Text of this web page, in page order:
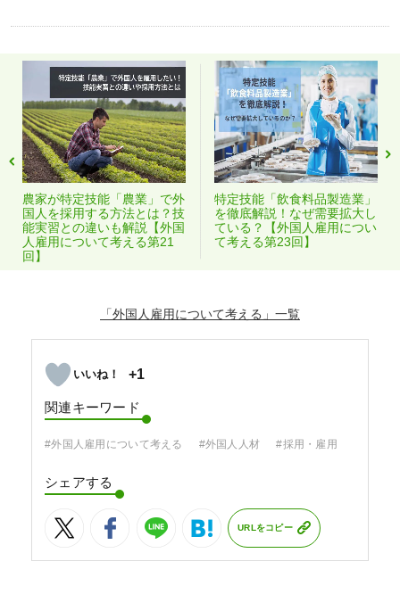
農家が特定技能「農業」で外
国人を採用する方法とは？技
能実習との違いも解説【外国
人雇用について考える第21
回】
特定技能「飲食料品製造業」
を徹底解説！なぜ需要拡大し
ている？【外国人雇用につい
て考える第23回】
「外国人雇用について考える」
+1
関連キーワード
#外国人雇用について考える #外国人人材 #採用・雇用
シェアする
URLをコピー